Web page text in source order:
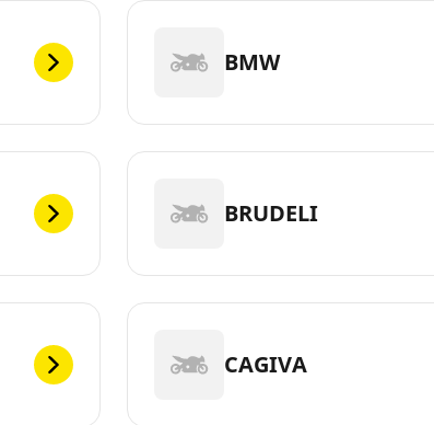
BMW
BRUDELI
CAGIVA